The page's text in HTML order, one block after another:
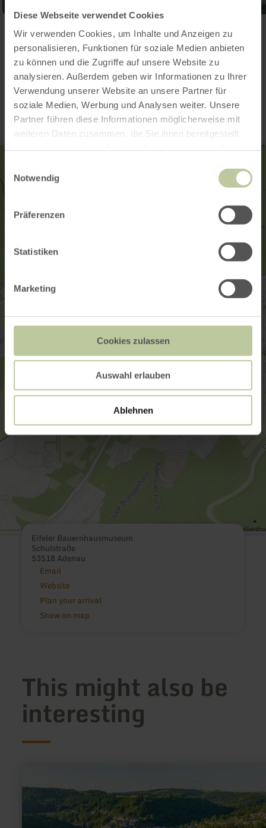
Diese Webseite verwendet Cookies
Wir verwenden Cookies, um Inhalte und Anzeigen zu
personalisieren, Funktionen für soziale Medien anbieten
zu können und die Zugriffe auf unsere Website zu
analysieren. Außerdem geben wir Informationen zu Ihrer
Verwendung unserer Website an unsere Partner für
soziale Medien, Werbung und Analysen weiter. Unsere
Partner führen diese Informationen möglicherweise mit
weiteren Daten zusammen, die Sie ihnen bereitgestellt
Notwendig
Präferenzen
Statistiken
Marketing
Cookies zulassen
Auswahl erlauben
Ablehnen
Open gallery
Contact
Eifeler Bauernhausmuseum
Schulstraße
53518 Adenau
Email
Website
Plan your arrival
Show on map
This might also be
interesting
about:
Collegiate
Kyllburg